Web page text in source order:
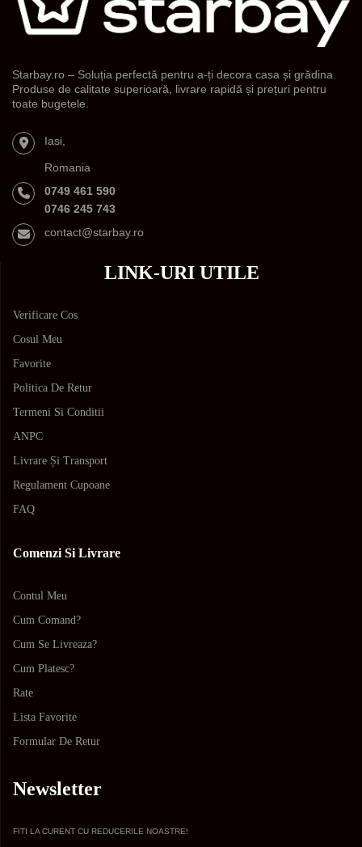
Starbay.ro – Soluția perfectă pentru a-ți decora casa și grădina.
Produse de calitate superioară, livrare rapidă și prețuri pentru
toate bugetele.
Iasi,
Romania
0749 461 590
0746 245 743
contact@starbay.ro
LINK-URI UTILE
Verificare Cos
Cosul Meu
Favorite
Politica De Retur
Termeni Si Conditii
ANPC
Livrare Și Transport
Regulament Cupoane
FAQ
Comenzi Si Livrare
Contul Meu
Cum Comand?
Cum Se Livreaza?
Cum Platesc?
Rate
Lista Favorite
Formular De Retur
Newsletter
FITI LA CURENT CU REDUCERILE NOASTRE!